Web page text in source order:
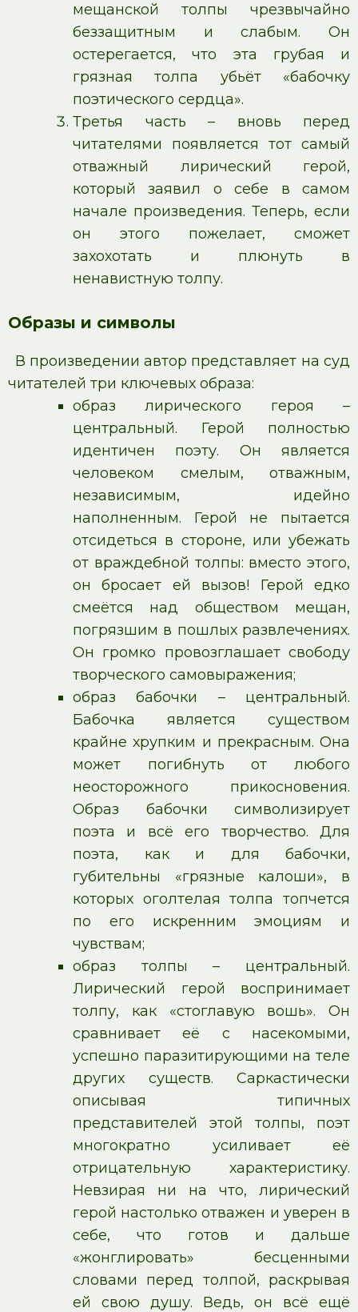
мещанской толпы чрезвычайно
беззащитным и слабым. Он
остерегается, что эта грубая и
грязная толпа убьёт «бабочку
поэтического сердца».
Третья часть – вновь перед
читателями появляется тот самый
отважный лирический герой,
который заявил о себе в самом
начале произведения. Теперь, если
он этого пожелает, сможет
захохотать и плюнуть в
ненавистную толпу.
Образы и символы
В произведении автор представляет на суд
читателей три ключевых образа:
образ лирического героя –
центральный. Герой полностью
идентичен поэту. Он является
человеком смелым, отважным,
независимым, идейно
наполненным. Герой не пытается
отсидеться в стороне, или убежать
от враждебной толпы: вместо этого,
он бросает ей вызов! Герой едко
смеётся над обществом мещан,
погрязшим в пошлых развлечениях.
Он громко провозглашает свободу
творческого самовыражения;
образ бабочки – центральный.
Бабочка является существом
крайне хрупким и прекрасным. Она
может погибнуть от любого
неосторожного прикосновения.
Образ бабочки символизирует
поэта и всё его творчество. Для
поэта, как и для бабочки,
губительны «грязные калоши», в
которых оголтелая толпа топчется
по его искренним эмоциям и
чувствам;
образ толпы – центральный.
Лирический герой воспринимает
толпу, как «стоглавую вошь». Он
сравнивает её с насекомыми,
успешно паразитирующими на теле
других существ. Саркастически
описывая типичных
представителей этой толпы, поэт
многократно усиливает её
отрицательную характеристику.
Невзирая ни на что, лирический
герой настолько отважен и уверен в
себе, что готов и дальше
«жонглировать» бесценными
словами перед толпой, раскрывая
ей свою душу. Ведь, он всё ещё